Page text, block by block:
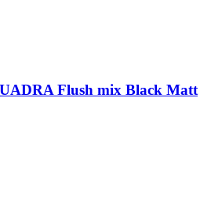
Flush mix Black Matt